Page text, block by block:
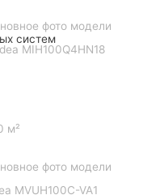
систем
MIH100Q4HN18
м²
MVUH100C-VA1